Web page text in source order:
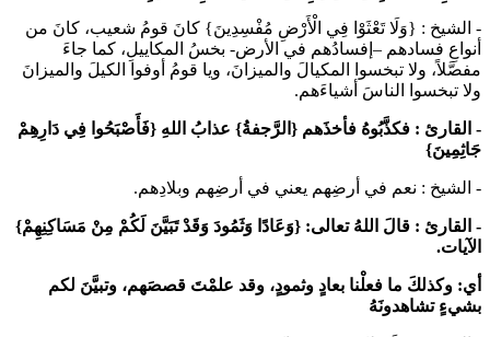
- الشيخ : {وَلَا تَعْثَوْا فِي الْأَرْضِ مُفْسِدِينَ} كانَ قومُ شعيب، كانَ من
أنواعِ فسادهم –إفسادُهم في الأرض- بخسُ المكاييلِ، كما جاءَ
مفصَّلاً، ولا تبخسوا المكيالَ والميزانَ، ويا قومُ أوفوا الكيلَ والميزانَ
ولا تبخسوا الناسَ أشياءَهم.
- القارئ : فكذَّبُوهُ فأخذَهم {الرَّجفةُ} عذابُ اللهِ {فَأَصْبَحُوا فِي دَارِهِمْ
جَاثِمِينَ}
- الشيخ : نعم في أرضِهم يعني في أرضِهم وبلادِهم.
- القارئ : قالَ اللهُ تعالى: {وَعَادًا وَثَمُودَ وَقَدْ تَبَيَّنَ لَكُمْ مِنْ مَسَاكِنِهِمْ}
الآيات.
أي: وكذلكَ ما فعلْنا بعادٍ وثمودٍ، وقد علمْتَ قصصَهم، وتبيَّنَ لكم
بشيءٍ تشاهدونَهُ